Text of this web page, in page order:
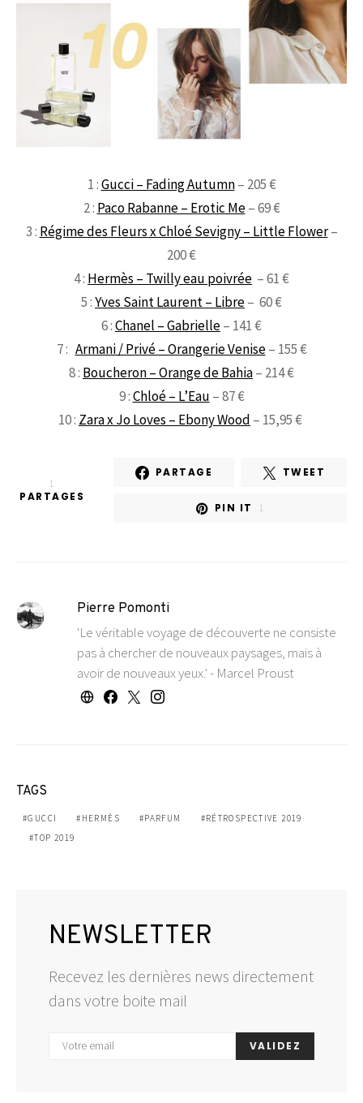
1 :Gucci – Fading Autumn– 205 €
2 : Paco Rabanne – Erotic Me– 69 €
3 : Régime des Fleurs x Chloé Sevigny – Little Flower–
200 €
4 : Hermès – Twilly eau poivrée – 61 €
5 :Yves Saint Laurent – Libre– 60 €
6 :Chanel – Gabrielle– 141 €
7 : Armani / Privé – Orangerie Venise– 155 €
8 : Boucheron – Orange de Bahia– 214 €
9 :Chloé – L’Eau – 87 €
10 : Zara x Jo Loves – Ebony Wood – 15,95 €
1
PARTAGES
PARTAGE TWEET
PIN IT 1
Pierre Pomonti
'Le véritable voyage de découverte ne consiste
pas à chercher de nouveaux paysages, mais à
avoir de nouveaux yeux.' - Marcel Proust
TAGS
GUCCI HERMÈS PARFUM
RÉTROSPECTIVE 2019
TOP 2019
NEWSLETTER
Recevez les dernières news directement
dans votre boite mail
VALIDEZ